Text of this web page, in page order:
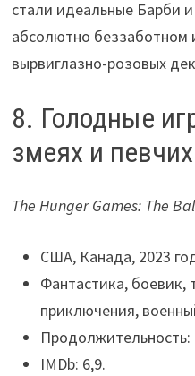
стали идеальные Барби
абсолютно беззаботном
вырвиглазно-розовых
8. Голодные
змеях и
The Hunger Games: The
США, Канада, 2023
Фантастика, боевик,
приключения,
Продолжительность:
IMDb: 6,9.